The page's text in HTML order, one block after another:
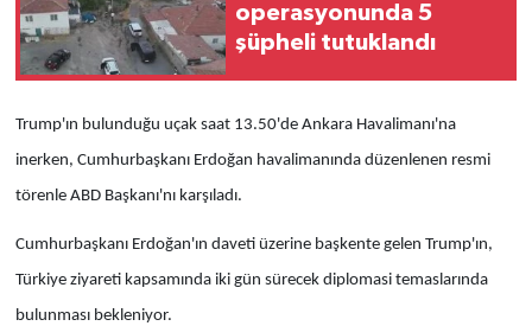
operasyonunda 5
şüpheli tutuklandı
Trump'ın bulunduğu uçak saat 13.50'de Ankara Havalimanı'na
inerken, Cumhurbaşkanı Erdoğan havalimanında düzenlenen resmi
törenle ABD Başkanı'nı karşıladı.
Cumhurbaşkanı Erdoğan'ın daveti üzerine başkente gelen Trump'ın,
Türkiye ziyareti kapsamında iki gün sürecek diplomasi temaslarında
bulunması bekleniyor.